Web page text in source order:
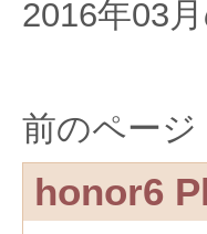
2016年03
前のページ
honor6